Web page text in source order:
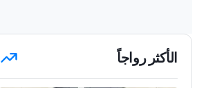
الأكثر رواجاً